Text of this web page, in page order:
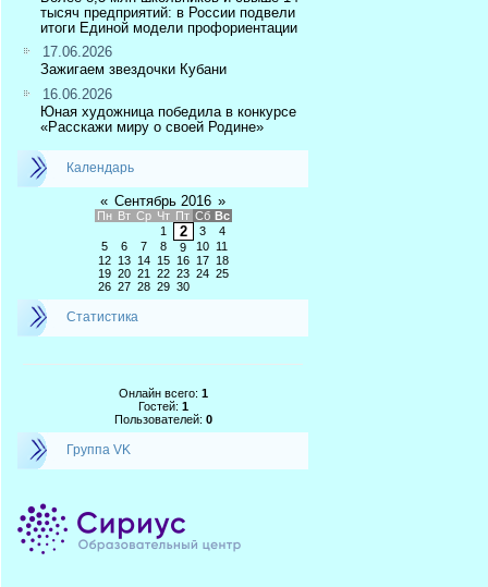
тысяч предприятий: в России подвели
итоги Единой модели профориентации
17.06.2026
Зажигаем звездочки Кубани
16.06.2026
Юная художница победила в конкурсе
«Расскажи миру о своей Родине»
Календарь
« Сентябрь 2016 »
Пн Вт Ср Чт Пт Сб Вс
1
2 3
4
5
6 7 8 9 10
11
12
13 14 15 16 17
18
19 20 21 22 23 24 25
26 27 28 29 30
Статистика
Онлайн всего: 1
Гостей: 1
Пользователей: 0
Группа VK